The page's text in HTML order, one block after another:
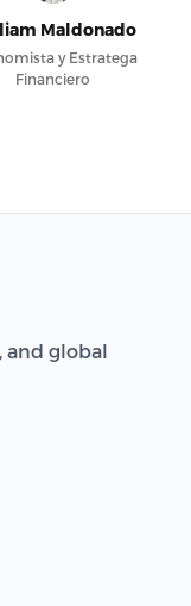
Maldonado
y Estratega
Financiero
and global